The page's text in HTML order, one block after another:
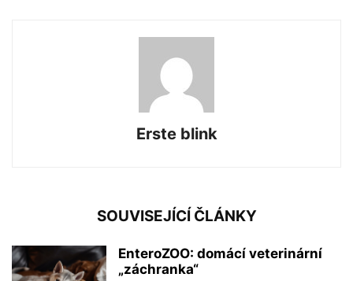
Erste blink
SOUVISEJÍCÍ ČLÁNKY
EnteroZOO: domácí veterinární
„záchranka“